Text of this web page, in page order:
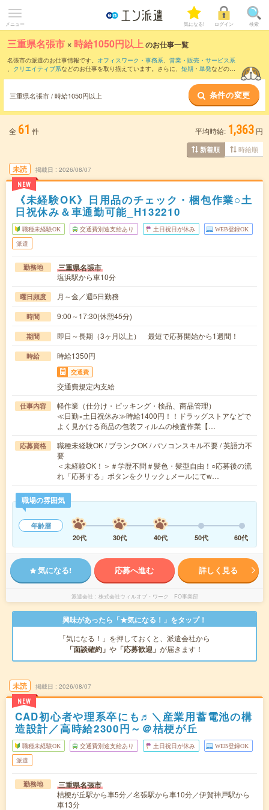
メニュー 気になる! ログイン 検索
三重県名張市 × 時給1050円以上のお仕事一覧
名張市の派遣のお仕事情報です。 オフィスワーク・事務系、 営業・販売・サービス系
、 クリエイティブ系などのお仕事を取り揃えています。さらに、 短期 ・ 単発などの期
時給1100円以上 ・1800円以上の求人はこちら
当サイトでは法令を遵守し、最低賃金以上の求人のみを掲載しています。
三重県名張市 / 時給1050円以上 条件の変更
全 61 件 平均時給: 1,363 円
新着順 時給順
未読
NEW
掲載日 2026/08/07
《未経験OK》日用品のチェック・梱包作業○土
日祝休み＆車通勤可能_H132210
職種未経験OK 交通費別途支給あり 土日祝日が休み WEB登録OK
派遣
勤務地 三重県名張市
塩浜駅から車10分
曜日頻度 月～金／週5日勤務
時間 9:00～17:30(休憩45分)
期間 即日～長期（3ヶ月以上） 最短で応募開始から1週間！
時給 時給1350円
交通費
交通費規定内支給
仕事内容
軽作業（仕分け・ピッキング・検品、商品管理）
≪日勤×土日祝休み≫時給1400円！！ドラッグストアなどで
よく見かける商品の包装フィルムの検査作業【…
応募資格
職種未経験OK / ブランクOK / パソコンスキル不要 / 英語力不
要
＜未経験OK！＞＃学歴不問＃髪色・髪型自由！○応募後の流
れ「応募する」ボタンをクリック↓メールにてw…
職場の雰囲気
年齢層
20代
30代 40代 50代 60代
気になる! 応募へ進む 詳しく見る
派遣会社 株式会社ウィルオブ・ワーク FO事業部
興味があったら「★気になる！」をタップ！
「気になる！」を押しておくと、派遣会社から
「面談確約」 や 「応募歓迎」 が届きます！
未読
NEW
掲載日 2026/08/07
CAD初心者や理系卒にも♬＼産業用蓄電池の構
造設計／高時給2300円～＠桔梗が丘
職種未経験OK 交通費別途支給あり 土日祝日が休み WEB登録OK
派遣
勤務地 三重県名張市
桔梗が丘駅から車5分／名張駅から車10分／伊賀神戸駅から
車13分